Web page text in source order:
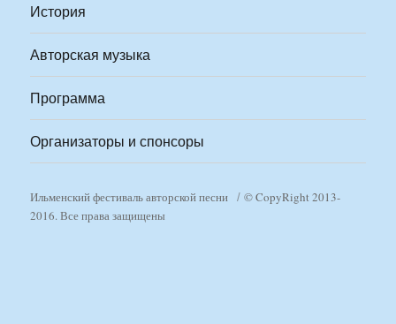
История
Авторская музыка
Программа
Организаторы и спонсоры
Ильменский фестиваль авторской песни
© CopyRight 2013-
2016. Все права защищены